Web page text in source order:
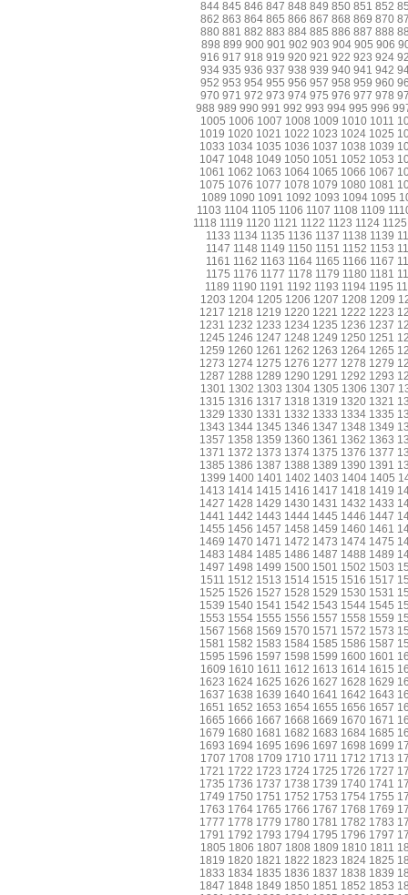
844 845 846 847 848 849 850 851 852
862 863 864 865 866 867 868 869 870
880 881 882 883 884 885 886 887 888
898 899 900 901 902 903 904 905 906
916 917 918 919 920 921 922 923 924
934 935 936 937 938 939 940 941 942
952 953 954 955 956 957 958 959 960
970 971 972 973 974 975 976 977 978
988 989 990 991 992 993 994 995 996
1005 1006 1007 1008 1009 1010 1011
1019 1020 1021 1022 1023 1024 1025
1033 1034 1035 1036 1037 1038 1039
1047 1048 1049 1050 1051 1052 1053
1061 1062 1063 1064 1065 1066 1067
1075 1076 1077 1078 1079 1080 1081
1089 1090 1091 1092 1093 1094 1095
1103 1104 1105 1106 1107 1108 1109
1118 1119 1120 1121 1122 1123 1124 1125
1133 1134 1135 1136 1137 1138 1139
1147 1148 1149 1150 1151 1152 1153
1161 1162 1163 1164 1165 1166 1167
1175 1176 1177 1178 1179 1180 1181
1189 1190 1191 1192 1193 1194 1195
1203 1204 1205 1206 1207 1208 1209
1217 1218 1219 1220 1221 1222 1223
1231 1232 1233 1234 1235 1236 1237
1245 1246 1247 1248 1249 1250 1251
1259 1260 1261 1262 1263 1264 1265
1273 1274 1275 1276 1277 1278 1279
1287 1288 1289 1290 1291 1292 1293
1301 1302 1303 1304 1305 1306 1307
1315 1316 1317 1318 1319 1320 1321
1329 1330 1331 1332 1333 1334 1335
1343 1344 1345 1346 1347 1348 1349
1357 1358 1359 1360 1361 1362 1363
1371 1372 1373 1374 1375 1376 1377
1385 1386 1387 1388 1389 1390 1391
1399 1400 1401 1402 1403 1404 1405
1413 1414 1415 1416 1417 1418 1419
1427 1428 1429 1430 1431 1432 1433
1441 1442 1443 1444 1445 1446 1447
1455 1456 1457 1458 1459 1460 1461
1469 1470 1471 1472 1473 1474 1475
1483 1484 1485 1486 1487 1488 1489
1497 1498 1499 1500 1501 1502 1503
1511 1512 1513 1514 1515 1516 1517
1525 1526 1527 1528 1529 1530 1531
1539 1540 1541 1542 1543 1544 1545
1553 1554 1555 1556 1557 1558 1559
1567 1568 1569 1570 1571 1572 1573
1581 1582 1583 1584 1585 1586 1587
1595 1596 1597 1598 1599 1600 1601
1609 1610 1611 1612 1613 1614 1615
1623 1624 1625 1626 1627 1628 1629
1637 1638 1639 1640 1641 1642 1643
1651 1652 1653 1654 1655 1656 1657
1665 1666 1667 1668 1669 1670 1671
1679 1680 1681 1682 1683 1684 1685
1693 1694 1695 1696 1697 1698 1699
1707 1708 1709 1710 1711 1712 1713
1721 1722 1723 1724 1725 1726 1727
1735 1736 1737 1738 1739 1740 1741
1749 1750 1751 1752 1753 1754 1755
1763 1764 1765 1766 1767 1768 1769
1777 1778 1779 1780 1781 1782 1783
1791 1792 1793 1794 1795 1796 1797
1805 1806 1807 1808 1809 1810 1811
1819 1820 1821 1822 1823 1824 1825
1833 1834 1835 1836 1837 1838 1839
1847 1848 1849 1850 1851 1852 1853